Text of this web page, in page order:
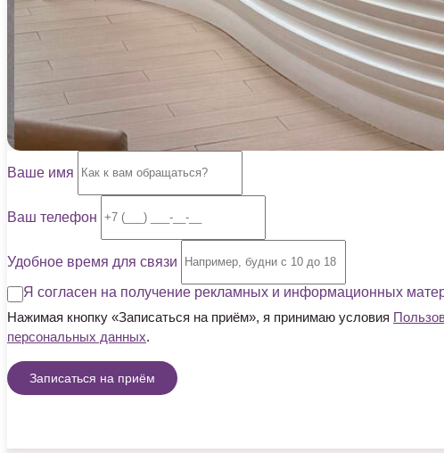
Ваше имя
Ваш телефон
Удобное время для связи
Я согласен на получение рекламных и информационных
Нажимая кнопку «Записаться на приём», я принимаю условия
персональных данных.
Записаться на приём